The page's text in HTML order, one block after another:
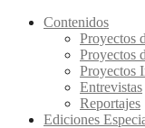
Contenidos
Proyectos
Proyectos
Proyectos
Entrevistas
Reportajes
Ediciones